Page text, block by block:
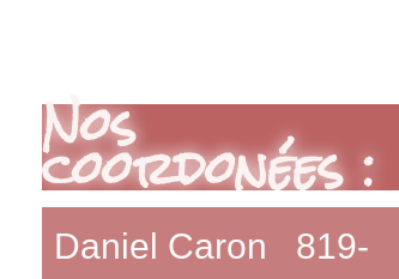
Nos
coordonées :
Daniel Caron 819-